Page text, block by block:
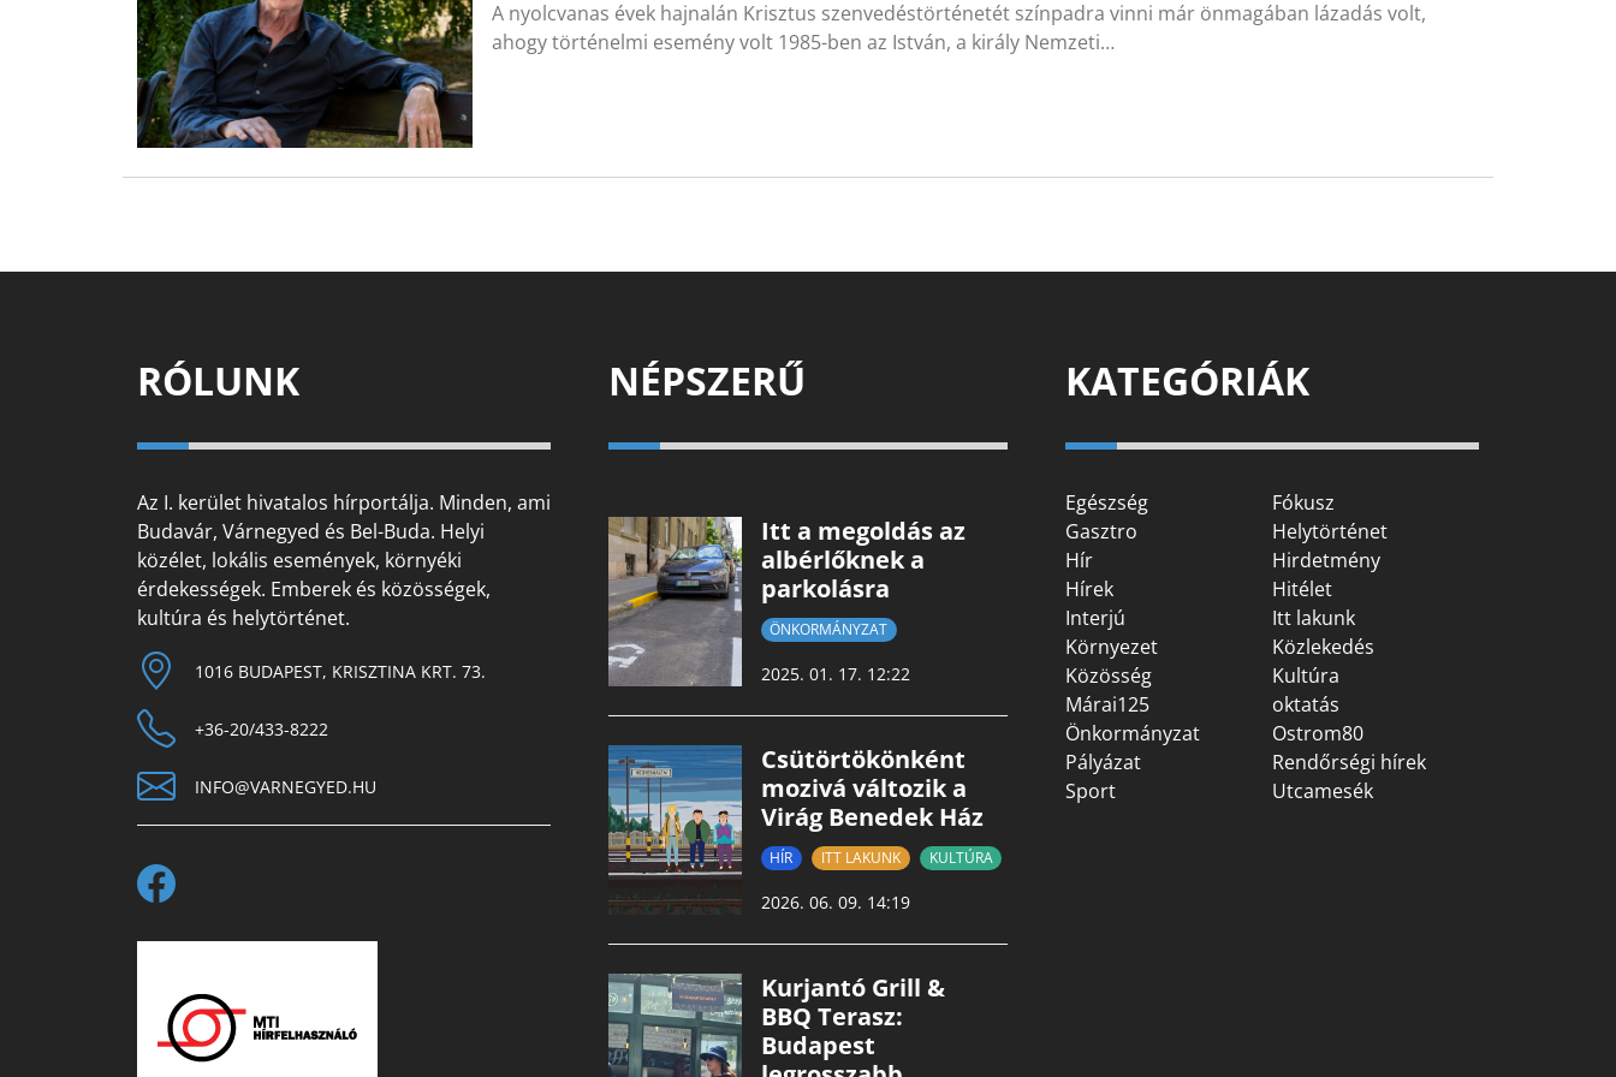
A nyolcvanas évek hajnalán Krisztus szenvedéstörténetét színpadra vinni már önmagában lázadás volt,
ahogy történelmi esemény volt 1985-ben az István, a király Nemzeti…
RÓLUNK
Az I. kerület hivatalos hírportálja. Minden, ami
Budavár, Várnegyed és Bel-Buda. Helyi
közélet, lokális események, környéki
érdekességek. Emberek és közösségek,
kultúra és helytörténet.
1016 BUDAPEST, KRISZTINA KRT. 73.
+36-20/433-8222
INFO@VARNEGYED.HU
NÉPSZERŰ
Itt a megoldás az
albérlőknek a
parkolásra
ÖNKORMÁNYZAT
2025. 01. 17. 12:22
Csütörtökönként
mozivá változik a
Virág Benedek Ház
HÍR ITT LAKUNK KULTÚRA
2026. 06. 09. 14:19
Kurjantó Grill &
BBQ Terasz:
Budapest
KATEGÓRIÁK
Egészség
Fókusz
Gasztro
Helytörténet
Hír
Hirdetmény
Hírek
Hitélet
Interjú
Itt lakunk
Környezet
Közlekedés
Közösség
Kultúra
Márai125
oktatás
Önkormányzat
Ostrom80
Pályázat
Rendőrségi hírek
Sport
Utcamesék